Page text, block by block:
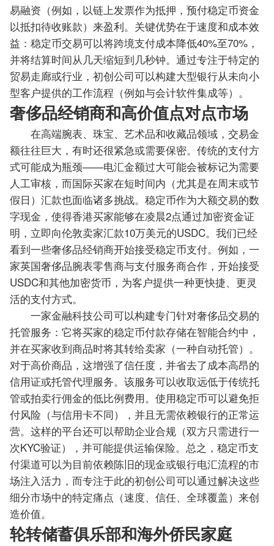
易融资（例如，以链上发票作为抵押，预付稳定币资金
以抵扣待收账款）来盈利。关键优势在于速度和成本效
益：稳定币交易可以将跨境支付成本降低40%至70%，
并将结算时间从几天缩短到几秒钟。通过专注于特定的
贸易走廊或行业，初创公司可以构建大型银行从未向小
型客户提供的工作流程（例如与会计软件集成等）。
奢侈品经销商和高价值点对点市场
在高端腕表、珠宝、艺术品和收藏品领域，交易金
额往往巨大，有时还很紧急或需要保密。传统的支付方
式可能成为瓶颈——电汇金额过大可能会被标记为需要
人工审核，而国际买家在短时间内（尤其是在周末或节
假日）汇款也面临诸多挑战。稳定币作为大额交易的数
字现金，使得香港买家能够在凌晨2点通过加密资金证
明，立即向伦敦卖家汇款10万美元的USDC。我们已经
看到一些奢侈品经销商开始接受稳定币支付。例如，一
家英国奢侈品腕表零售商与支付服务商合作，开始接受
USDC和其他加密货币，为客户提供一种更快捷、更灵
活的支付方式。
一家金融科技公司可以构建专门针对奢侈品交易的
托管服务：它将买家的稳定币付款存储在智能合约中，
并在买家收到商品时将其转给卖家（一种自动托管）。
对于高价商品，这增强了信任度，并省去了成本高昂的
信用证或托管代理服务。该服务可以收取远低于传统托
管或拍卖行佣金的低比例费用。使用稳定币可以避免拒
付风险（与信用卡不同），并且无需依赖银行的正常运
营。这样的平台还可以帮助企业合规（双方只需进行一
次KYC验证），并可能提供运输保险。总之，稳定币支
付渠道可以为目前依赖陈旧的现金或银行电汇流程的市
场注入活力，而专注于此的初创公司可以通过解决这些
细分市场中的特定痛点（速度、信任、全球覆盖）来创
造价值。
轮转储蓄俱乐部和海外侨民家庭